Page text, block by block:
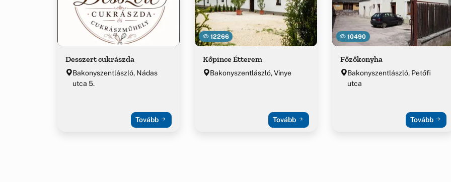
Desszert cukrászda
Bakonyszentlászló, Nádas
utca 5.
Tovább
12266
Kőpince Étterem
Bakonyszentlászló, Vinye
Tovább
10490
Főzőkonyha
Bakonyszentlászló, Petőfi
utca
Tovább